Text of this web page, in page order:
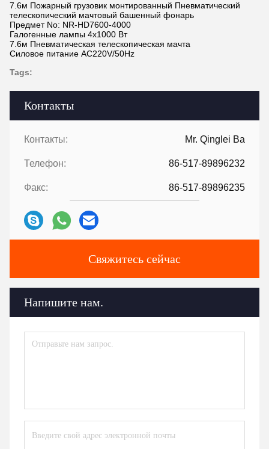
Контакты
Контакты: Mr. Qinglei Ba
Телефон: 86-517-89896232
Факс: 86-517-89896235
Свяжитесь сейчас
Напишите нам.
7.6м Пожарный грузовик монтированный Пневматический
телескопический мачтовый башенный фонарь
Предмет No: NR-HD7600-4000
Галогенные лампы 4x1000 Вт
7.6м Пневматическая телескопическая мачта
Силовое питание AC220V/50Hz
Tags: